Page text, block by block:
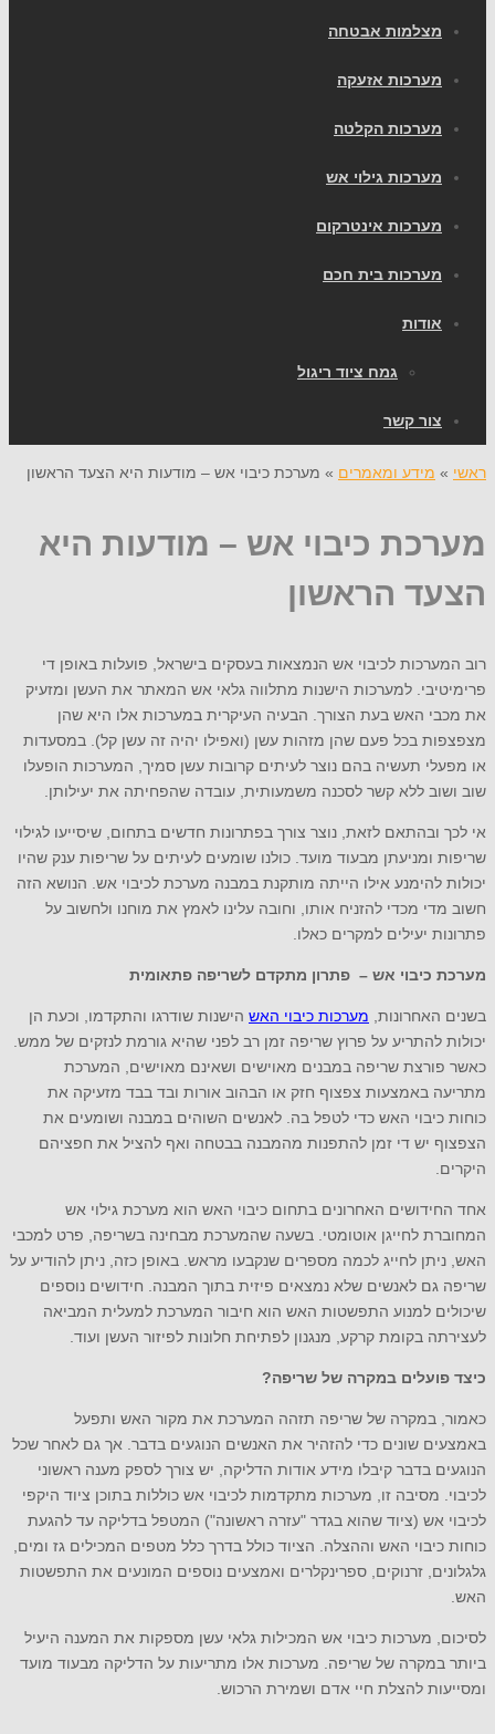
מצלמות אבטחה
מערכות אזעקה
מערכות הקלטה
מערכות גילוי אש
מערכות אינטרקום
מערכות בית חכם
אודות
גמח ציוד ריגול
צור קשר
ראשי » מידע ומאמרים » מערכת כיבוי אש – מודעות היא הצעד הראשון
מערכת כיבוי אש – מודעות היא
הצעד הראשון
רוב המערכות לכיבוי אש הנמצאות בעסקים בישראל, פועלות באופן די
פרימיטיבי. למערכות הישנות מתלווה גלאי אש המאתר את העשן ומזעיק
את מכבי האש בעת הצורך. הבעיה העיקרית במערכות אלו היא שהן
מצפצפות בכל פעם שהן מזהות עשן (ואפילו יהיה זה עשן קל). במסעדות
או מפעלי תעשיה בהם נוצר לעיתים קרובות עשן סמיך, המערכות הופעלו
שוב ושוב ללא קשר לסכנה משמעותית, עובדה שהפחיתה את יעילותן.
אי לכך ובהתאם לזאת, נוצר צורך בפתרונות חדשים בתחום, שיסייעו לגילוי
שריפות ומניעתן מבעוד מועד. כולנו שומעים לעיתים על שריפות ענק שהיו
יכולות להימנע אילו הייתה מותקנת במבנה מערכת לכיבוי אש. הנושא הזה
חשוב מדי מכדי להזניח אותו, וחובה עלינו לאמץ את מוחנו ולחשוב על
פתרונות יעילים למקרים כאלו.
מערכת כיבוי אש – פתרון מתקדם לשריפה פתאומית
בשנים האחרונות, מערכות כיבוי האש הישנות שודרגו והתקדמו, וכעת הן
יכולות להתריע על פרוץ שריפה זמן רב לפני שהיא גורמת לנזקים של ממש.
כאשר פורצת שריפה במבנים מאוישים ושאינם מאוישים, המערכת
מתריעה באמצעות צפצוף חזק או הבהוב אורות ובד בבד מזעיקה את
כוחות כיבוי האש כדי לטפל בה. לאנשים השוהים במבנה ושומעים את
הצפצוף יש די זמן להתפנות מהמבנה בבטחה ואף להציל את חפציהם
היקרים.
אחד החידושים האחרונים בתחום כיבוי האש הוא מערכת גילוי אש
המחוברת לחייגן אוטומטי. בשעה שהמערכת מבחינה בשריפה, פרט למכבי
האש, ניתן לחייג לכמה מספרים שנקבעו מראש. באופן כזה, ניתן להודיע על
שריפה גם לאנשים שלא נמצאים פיזית בתוך המבנה. חידושים נוספים
שיכולים למנוע התפשטות האש הוא חיבור המערכת למעלית המביאה
לעצירתה בקומת קרקע, מנגנון לפתיחת חלונות לפיזור העשן ועוד.
כיצד פועלים במקרה של שריפה?
כאמור, במקרה של שריפה תזהה המערכת את מקור האש ותפעל
באמצעים שונים כדי להזהיר את האנשים הנוגעים בדבר. אך גם לאחר שכל
הנוגעים בדבר קיבלו מידע אודות הדליקה, יש צורך לספק מענה ראשוני
לכיבוי. מסיבה זו, מערכות מתקדמות לכיבוי אש כוללות בתוכן ציוד היקפי
לכיבוי אש (ציוד שהוא בגדר "עזרה ראשונה") המטפל בדליקה עד להגעת
כוחות כיבוי האש וההצלה. הציוד כולל בדרך כלל מטפים המכילים גז ומים,
גלגלונים, זרנוקים, ספרינקלרים ואמצעים נוספים המונעים את התפשטות
האש.
לסיכום, מערכות כיבוי אש המכילות גלאי עשן מספקות את המענה היעיל
ביותר במקרה של שריפה. מערכות אלו מתריעות על הדליקה מבעוד מועד
ומסייעות להצלת חיי אדם ושמירת הרכוש.